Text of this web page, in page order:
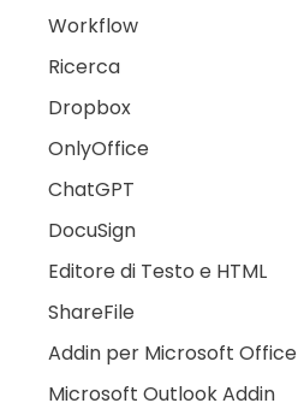
Workflow
Ricerca
Dropbox
OnlyOffice
ChatGPT
DocuSign
Editore di Testo e HTML
ShareFile
Addin per Microsoft Office
Microsoft Outlook Addin